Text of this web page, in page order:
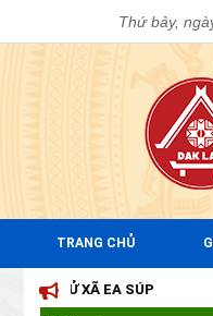
Thứ bảy,
TRANG CHỦ